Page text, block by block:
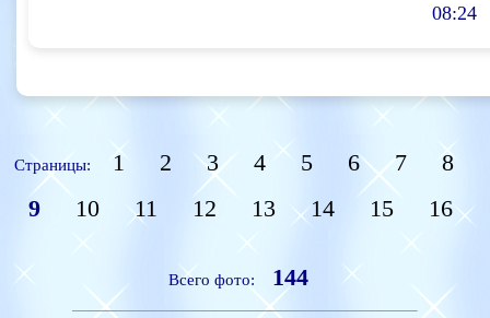
08:24
Страницы: 1 2 3 4 5 6 7
8
9
10 11 12 13 14 15 16
Всего фото: 144